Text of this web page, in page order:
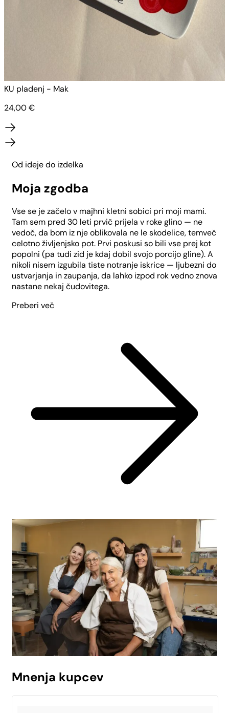
KU pladenj - Mak
24,00€
Od ideje do izdelka
Moja zgodba
Vse se je začelo v majhni kletni sobici pri moji mami.
Tam sem pred 30 leti prvič prijela v roke glino — ne
vedoč, da bom iz nje oblikovala ne le skodelice, temveč
celotno življenjsko pot. Prvi poskusi so bili vse prej kot
popolni (pa tudi zid je kdaj dobil svojo porcijo gline). A
nikoli nisem izgubila tiste notranje iskrice — ljubezni do
ustvarjanja in zaupanja, da lahko izpod rok vedno znova
nastane nekaj čudovitega.
Preberi več
Mnenja kupcev